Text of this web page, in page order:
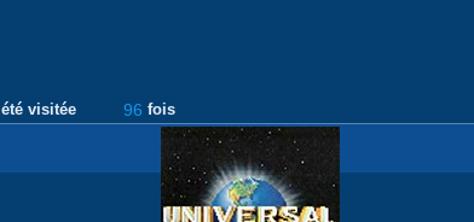
visitée 96 fois